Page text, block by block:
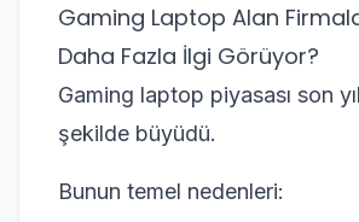
Gaming Laptop Alan
Daha Fazla İlgi Görüyor?
Gaming laptop piyasası son
şekilde büyüdü.
Bunun temel nedenleri: